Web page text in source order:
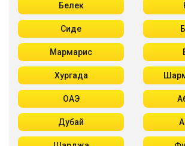
Белек
Сиде
Мармарис
Хургада
ОАЭ
Дубай